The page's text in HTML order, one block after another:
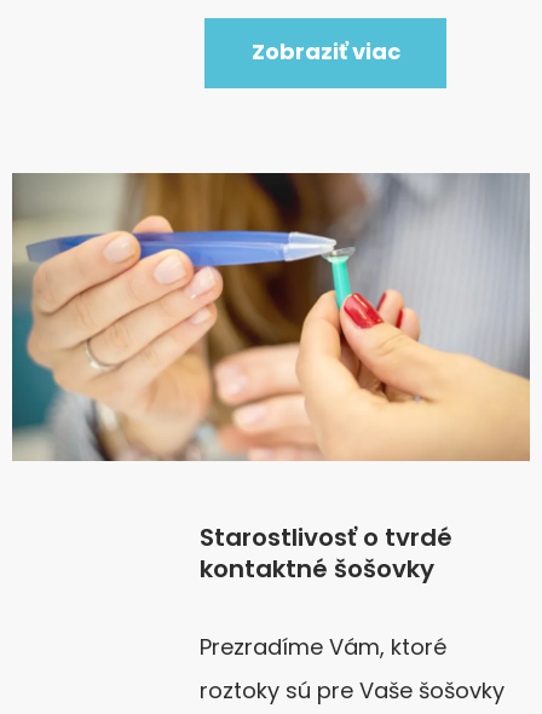
Zobraziť viac
Starostlivosť o tvrdé
kontaktné šošovky
Prezradíme Vám, ktoré
roztoky sú pre Vaše šošovky